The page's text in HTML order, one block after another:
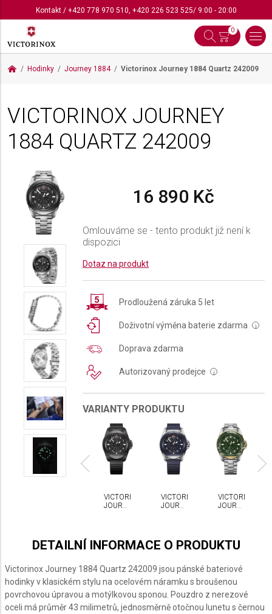
Kontakt/ +420 778 970 510, +420 226 523 525/ 9:00 - 20:00
0
Hodinky Journey 1884 Victorinox Journey 1884 Quartz 242009
VICTORINOX JOURNEY
1884 QUARTZ 242009
16 890 Kč
Omlouváme se - tento produkt již není k
dispozici
Dotaz na produkt
Prodloužená záruka 5 let
Doživotní výměna baterie zdarma i
Doprava zdarma
Autorizovaný prodejce i
VARIANTY PRODUKTU
VICTORINOX
JOURNEY
VICTORINOX
JOURNEY
VICTORINOX
JOURNEY
DETAILNÍ INFORMACE O PRODUKTU
Victorinox Journey 1884 Quartz 242009 jsou pánské bateriové
hodinky v klasickém stylu na ocelovém náramku s broušenou
povrchovou úpravou a motýlkovou sponou. Pouzdro z nerezové
oceli má průměr 43 milimetrů, jednosměrně otočnou lunetu s černou